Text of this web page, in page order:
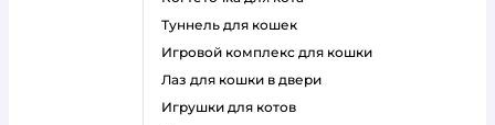
туннель для кошек
игровой комплекс для кошки
лаз для кошки в двери
игрушки для котов